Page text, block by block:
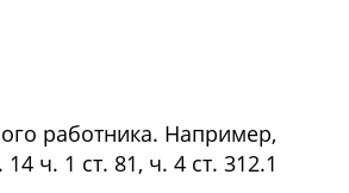
работника. Например,
ч. 1 ст. 81, ч. 4 ст. 312.1